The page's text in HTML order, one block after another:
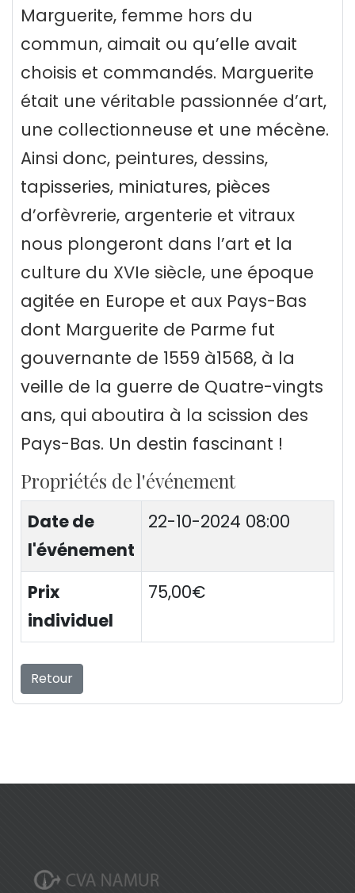
Marguerite, femme hors du
commun, aimait ou qu’elle avait
choisis et commandés. Marguerite
était une véritable passionnée d’art,
une collectionneuse et une mécène.
Ainsi donc, peintures, dessins,
tapisseries, miniatures, pièces
d’orfèvrerie, argenterie et vitraux
nous plongeront dans l’art et la
culture du XVIe siècle, une époque
agitée en Europe et aux Pays-Bas
dont Marguerite de Parme fut
gouvernante de 1559 à1568, à la
veille de la guerre de Quatre-vingts
ans, qui aboutira à la scission des
Pays-Bas. Un destin fascinant !
Propriétés de l'événement
Date de
l'événement
22-10-2024 08:00
Prix
individuel
75,00€
Retour